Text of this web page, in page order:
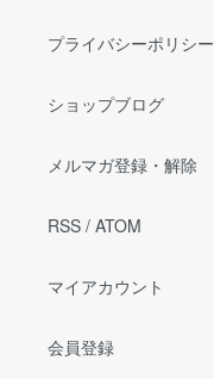
プライバシーポリシー
ショップブログ
メルマガ登録・解除
RSS / ATOM
マイアカウント
会員登録